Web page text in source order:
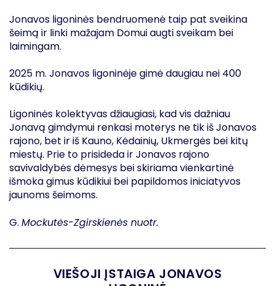
Jonavos ligoninės bendruomenė taip pat sveikina
šeimą ir linki mažajam Domui augti sveikam bei
laimingam.
2025 m. Jonavos ligoninėje gimė daugiau nei 400
kūdikių.
Ligoninės kolektyvas džiaugiasi, kad vis dažniau
Jonavą gimdymui renkasi moterys ne tik iš Jonavos
rajono, bet ir iš Kauno, Kėdainių, Ukmergės bei kitų
miestų. Prie to prisideda ir Jonavos rajono
savivaldybės dėmesys bei skiriama vienkartinė
išmoka gimus kūdikiui bei papildomos iniciatyvos
jaunoms šeimoms.
G. Mockutės-Zgirskienės nuotr.
VIEŠOJI ĮSTAIGA JONAVOS